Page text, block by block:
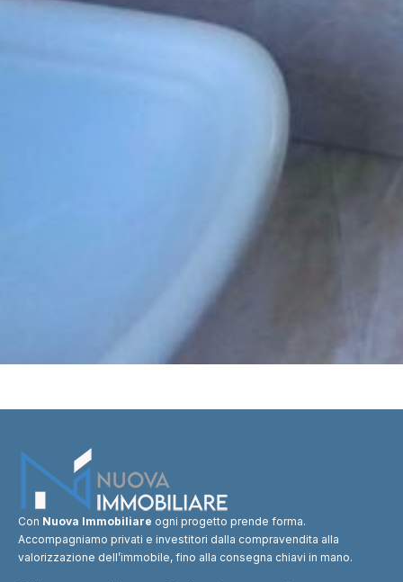
Con Nuova Immobiliare ogni progetto prende forma.
Accompagniamo privati e investitori dalla compravendita alla
valorizzazione dell’immobile, fino alla consegna chiavi in mano.